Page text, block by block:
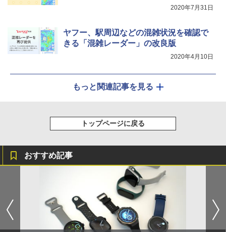
2020年7月31日
ヤフー、駅周辺などの混雑状況を確認で
きる「混雑レーダー」の改良版
2020年4月10日
もっと関連記事を見る
トップページに戻る
おすすめ記事